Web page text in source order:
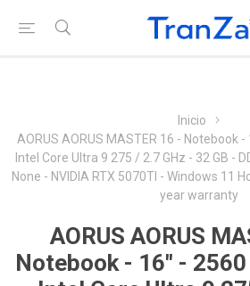
Inicio
AORUS AORUS MASTER 16 - Notebook
Intel Core Ultra 9 275 / 2.7 GHz - 32 GB -
None - NVIDIA RTX 5070TI - Windows 11
year warranty
AORUS AORUS
Notebook - 16" - 2560